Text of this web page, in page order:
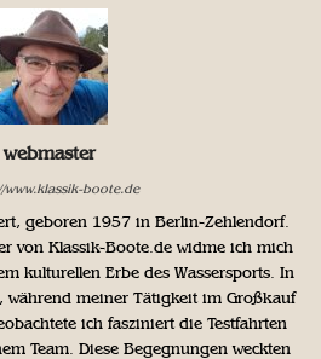
webmaster
www.klassik-boote.de
geboren 1957 in Berlin-Zehlendorf.
von Klassik-Boote.de widme ich mich
kulturellen Erbe des Wassersports. In
während meiner Tätigkeit im Großkauf
ich fasziniert die Testfahrten
Team. Diese Begegnungen weckten